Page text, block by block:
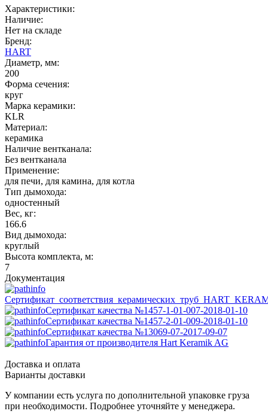
Характеристики:
Наличие:
Нет на складе
Бренд:
HART
Диаметр, мм:
200
Форма сечения:
круг
Марка керамики:
KLR
Материал:
керамика
Наличие вентканала:
Без вентканала
Применение:
для печи, для камина, для котла
Тип дымохода:
одностенный
Вес, кг:
166.6
Вид дымохода:
круглый
Высота комплекта, м:
7
Документация
Сертификат качества №1457-1-01-007-2018-01-10
Сертификат качества №1457-2-01-009-2018-01-10
Сертификат качества №13069-07-2017-09-07
Гарантия от производителя Hart Keramik AG
Доставка и оплата
Варианты доставки
У компании есть услуга по дополнительной упаковке груза
при необходимости. Подробнее уточняйте у менеджера.